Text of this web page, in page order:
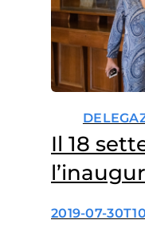
Il 18
2019-07-